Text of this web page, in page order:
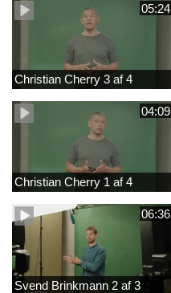
05:24
Christian Cherry 3 af 4
04:09
Christian Cherry 1 af 4
06:36
Svend Brinkmann 2 af 3